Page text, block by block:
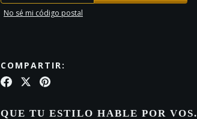
No sé mi código postal
COMPARTIR:
QUE TU ESTILO HABLE POR VOS.